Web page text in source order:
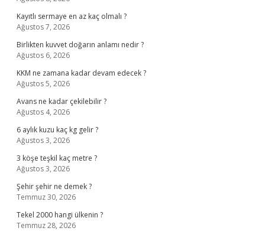
Kayıtlı sermaye en az kaç olmalı ?
Ağustos 7, 2026
Birlikten kuvvet doğarın anlamı nedir ?
Ağustos 6, 2026
KKM ne zamana kadar devam edecek ?
Ağustos 5, 2026
Avans ne kadar çekilebilir ?
Ağustos 4, 2026
6 aylık kuzu kaç kg gelir ?
Ağustos 3, 2026
3 köşe teşkil kaç metre ?
Ağustos 3, 2026
Şehir şehir ne demek ?
Temmuz 30, 2026
Tekel 2000 hangi ülkenin ?
Temmuz 28, 2026